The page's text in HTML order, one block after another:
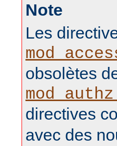
Note
Les
obsolètes
directives
avec des